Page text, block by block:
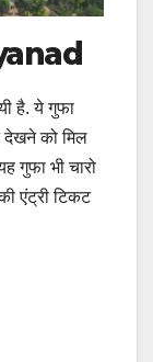
है. ये गुफा
देखने को मिल
गुफा भी चारो
एंट्री टिकट